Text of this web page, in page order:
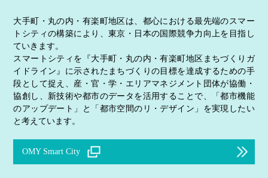
大手町・丸の内・有楽町地区は、都心における最先端のスマー
トシティの構築により、東京・日本の国際競争力向上を目指し
ていきます。
スマートシティを『大手町・丸の内・有楽町地区まちづくりガ
イドライン』に示されたまちづくりの目標を達成するための手
段として捉え、産・官・学・エリアマネジメント団体が協働・
協創し、新技術や都市のデータを活用することで、「都市機能
のアップデート」と「都市空間のリ・デザイン」を実現したい
と考えています。
OMY Smart City